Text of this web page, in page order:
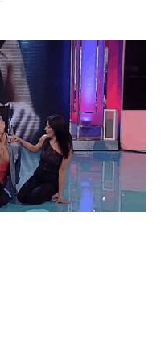
TV
e Talent
Opera
News